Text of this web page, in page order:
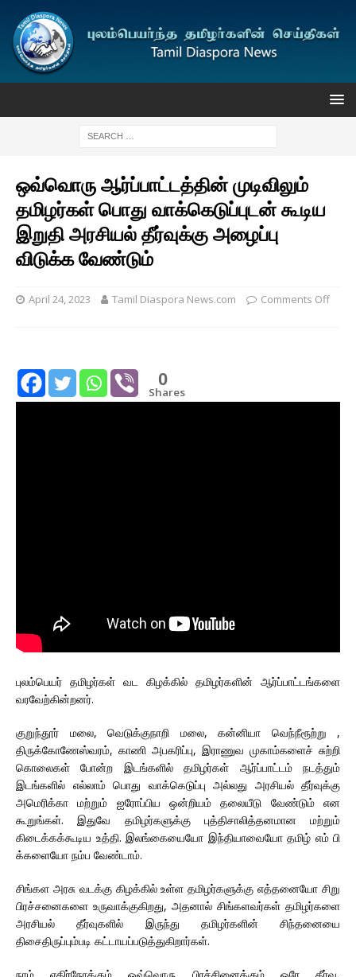
ஒவ்வொரு ஆர்ப்பாட்டத்தின் முடிவிலும்
தமிழர்கள் பொது வாக்கெடுப்புடன் கூடிய
இறுதி அரசியல் தீர்வுக்கு அழைப்பு
விடுக்க வேண்டும்
April 24, 2023 Tamil Diaspora News.com Comments Off
0
Shares
புலம்பெயர் தமிழர்கள் வட கிழக்கில் தமிழர்களின் ஆர்ப்பாட்டங்களை
வரவேற்கின்றனர்.
குறுந்தூர் மலை, வெடுக்குநாறி மலை, கன்னியா வெந்நீரூற்று ,
திருக்கோணேஸ்வரம், காணி அபகரிப்பு, இராணுவ முகாம்களைச் சுற்றி
கொலைகள் போன்ற இடங்களில் தமிழர்கள் ஆர்ப்பாட்டம் நடத்தும்
இடங்களில் எல்லாம் பொது வாக்கெடுப்பு அல்லது அரசியல் தீர்வுக்கு
அமெரிக்கா மற்றும் ஐரோப்பிய ஒன்றியம் தலையீடு வேண்டும் என
கூறுங்கள். இதுவே தமிழர்களுக்கு புத்திசாலித்தனமான மற்றும்
கிடைக்கக்கூடிய உத்தி. இலங்கையையோ இந்தியாவையோ தமிழ் எம் பி
க்களையோ நம்ப வேண்டாம்.
சிங்கள அரசு வடக்கு கிழக்கில் உள்ள தமிழர்களுக்கு எத்தனையோ சிறு
பிரச்சனைகளை உருவாக்குகிறது, அதனால் சிங்களவர்கள் தமிழர்களை
அரசியல் தீர்வுகளில் இருந்து தமிழர்களின் சிந்தனையை
திசைதிருப்பும்படி கட்டாயப்படுத்துகிறார்கள்.